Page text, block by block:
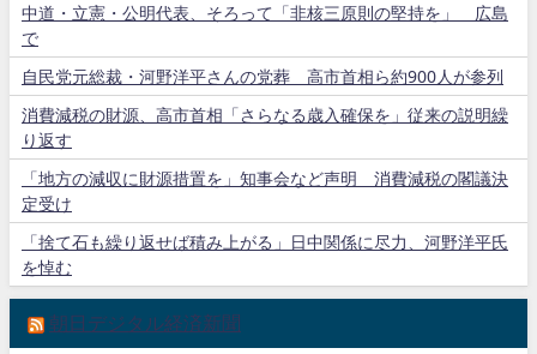
中道・立憲・公明代表、そろって「非核三原則の堅持を」 広島
で
自民党元総裁・河野洋平さんの党葬 高市首相ら約900人が参列
消費減税の財源、高市首相「さらなる歳入確保を」従来の説明繰
り返す
「地方の減収に財源措置を」知事会など声明 消費減税の閣議決
定受け
「捨て石も繰り返せば積み上がる」日中関係に尽力、河野洋平氏
を悼む
朝日デジタル経済新聞